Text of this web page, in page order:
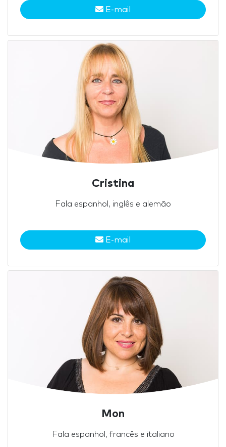
E-mail
Cristina
Fala espanhol, inglês e alemão
E-mail
Mon
Fala espanhol, francês e italiano